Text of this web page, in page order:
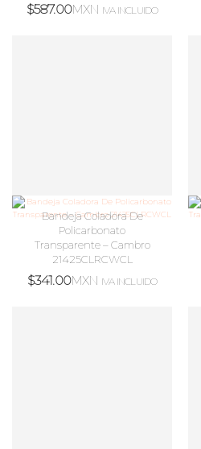
$587.00MXN IVA INCLUIDO
Bandeja Coladora De
Policarbonato
Transparente – Cambro
21425CLRCWCL
$341.00MXN IVA INCLUIDO